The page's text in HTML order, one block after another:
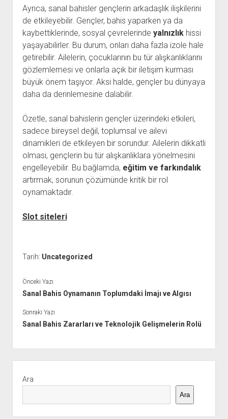
Ayrıca, sanal bahisler gençlerin arkadaşlık ilişkilerini
de etkileyebilir. Gençler, bahis yaparken ya da
kaybettiklerinde, sosyal çevrelerinde yalnızlıkhissi
yaşayabilirler. Bu durum, onları daha fazla izole hale
getirebilir. Ailelerin, çocuklarının bu tür alışkanlıklarını
gözlemlemesi ve onlarla açık bir iletişim kurması
büyük önem taşıyor. Aksi halde, gençler bu dünyaya
daha da derinlemesine dalabilir.
Özetle, sanal bahislerin gençler üzerindeki etkileri,
sadece bireysel değil, toplumsal ve ailevi
dinamikleri de etkileyen bir sorundur. Ailelerin dikkatli
olması, gençlerin bu tür alışkanlıklara yönelmesini
engelleyebilir. Bu bağlamda, eğitim ve farkındalık
artırmak, sorunun çözümünde kritik bir rol
oynamaktadır.
Slot siteleri
Tarih: Uncategorized
Önceki Yazı
Sanal Bahis Oynamanın Toplumdaki İmajı ve Algısı
Sonraki Yazı
Sanal Bahis Zararları ve Teknolojik Gelişmelerin Rolü
Menü
Ara
Ara